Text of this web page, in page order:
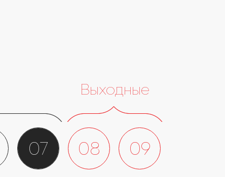
Выходные
07 08 09